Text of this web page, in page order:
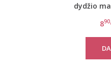
dydžio
890